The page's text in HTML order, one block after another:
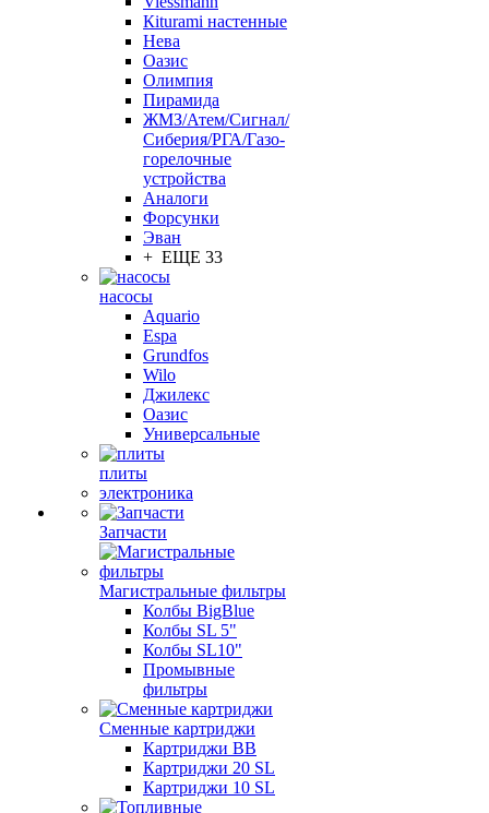
Кiturami настенные
Нева
Оазис
Олимпия
Пирамида
ЖМЗ/Атем/Сигнал/
Сиберия/РГА/Газо-
горелочные
устройства
Aналоги
Форсунки
Эван
+ ЕЩЕ 33
насосы
Aquario
Espa
Grundfos
Wilo
Джилекс
Оазис
Универсальные
плиты
электроника
Запчасти
Магистральные фильтры
Колбы BigBlue
Колбы SL 5"
Колбы SL10"
Промывные
фильтры
Сменные картриджи
Картриджи BB
Картриджи 20 SL
Картриджи 10 SL